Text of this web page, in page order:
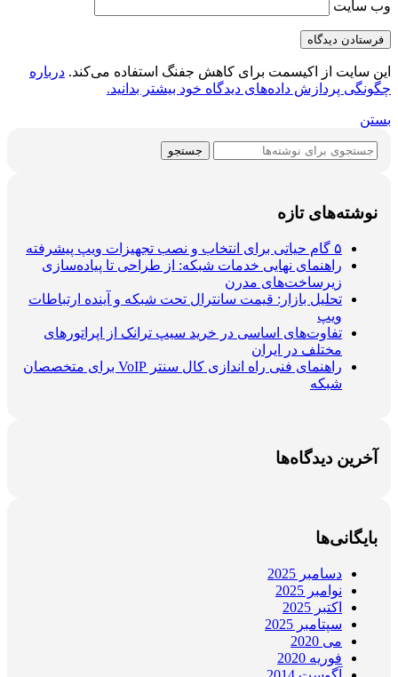
سایت از اکیسمت برای کاهش جفنگ استفاده می‌کند. درباره
پردازش داده‌های دیدگاه خود بیشتر بدانید.
جستجو
تازه
راهنمای نهایی خدمات شبکه: از طراحی تا پیاده‌سازی
زیرساخت‌های مدرن
تحلیل بازار: قیمت سانترال تحت شبکه و آینده ارتباطات
تفاوت‌های اساسی در خرید سیپ ترانک از اپراتورهای
مختلف در ایران
راهنمای فنی راه اندازی کال سنتر VoIP برای متخصصان
شبکه
دیدگاه‌ها
دسامبر 2025
نوامبر 2025
اکتبر 2025
سپتامبر 2025
می 2020
فوریه 2020